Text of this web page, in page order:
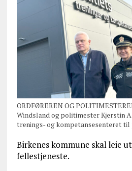
ORDFØREREN OG
Windsland og politimester Kjerstin
trenings- og kompetansesenteret
Birkenes kommune skal leie
fellestjeneste.